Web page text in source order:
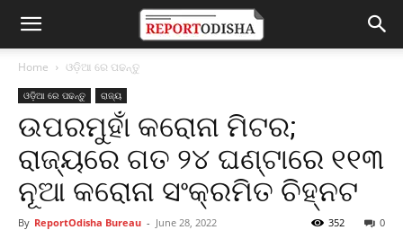
Home ଓଡ଼ିଆ ରେ ପଢନ୍ତୁ
ଓଡ଼ିଆ ରେ ପଢନ୍ତୁ ରାଜ୍ୟ
ଉପରମୁହାଁ କରୋନା ମିଟର;
ରାଜ୍ୟରେ ଗତ ୨୪ ଘଣ୍ଟାରେ ୧୧୩
ନୂଆ କରୋନା ସଂକ୍ରମିତ ଚିହ୍ନଟ
By ReportOdisha Bureau - June 28, 2022 0
352